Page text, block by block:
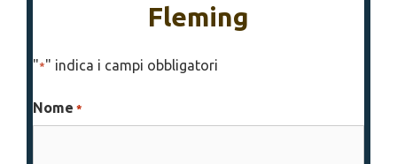
Fleming
"*" indica i campi obbligatori
Nome *